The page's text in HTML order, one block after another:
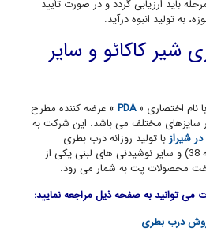
باید ارزیابی گردد و در صورت تأیید
به تولید انبوه درآید.
کاکائو و سایر
نام اختصاری «PDA» عرضه کننده مطرح
سایزهای مختلف می باشد. این شرکت به
شیرازبا تولید روزانه درب بطری
شیرکاکائو (درب بطری با دهانه 38) و سایر نوشیدنی های لبنی یکی از
محصولات پت به شمار می رود.
توانید به صفحه ذیل مراجعه نمایید:
درب بطری